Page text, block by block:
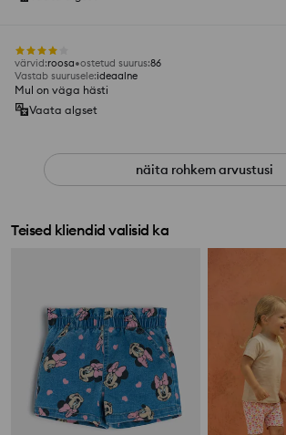
värvid:roosa ostetud suurus:86
Vastab suurusele:ideaalne
Mul on väga hästi
Vaata algset
näita rohkem arvustusi
Teised kliendid valisid ka